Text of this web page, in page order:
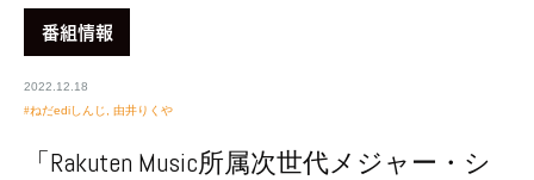
番組情報
2022.12.18
ねだediしんじ
由井りくや
「Rakuten Music所属次世代メジャー・シ